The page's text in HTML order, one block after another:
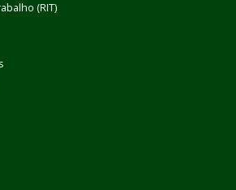
(RIT)